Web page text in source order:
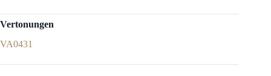
Vertonungen
VA0431